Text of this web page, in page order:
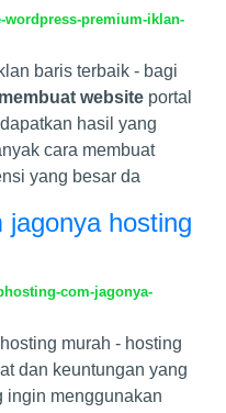
wordpress-premium-iklan-
baris terbaik - bagi
membuat website portal
hasil yang
cara membuat
yang besar da
jagonya hosting
com-jagonya-
murah - hosting
dan keuntungan yang
ingin menggunakan